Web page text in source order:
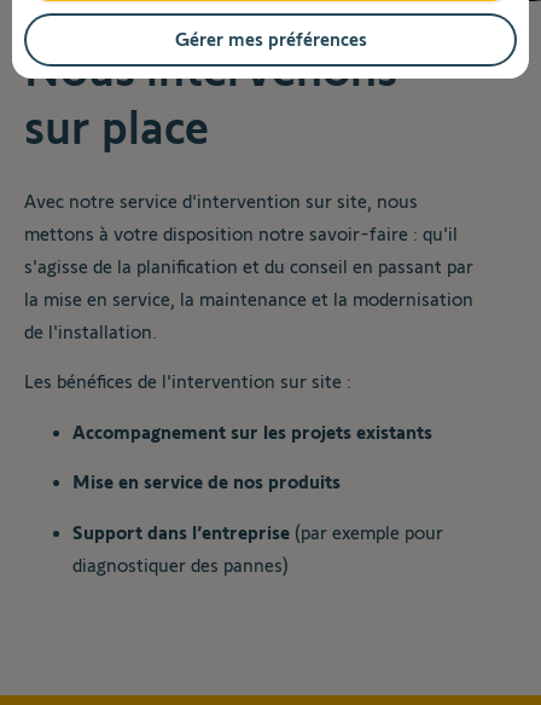
Nous intervenons
sur place
Avec notre service d'intervention sur site, nous
mettons à votre disposition notre savoir-faire : qu'il
s'agisse de la planification et du conseil en passant par
la mise en service, la maintenance et la modernisation
de l'installation.
Les bénéfices de l'intervention sur site :
Accompagnement sur les projets existants
Mise en service de nos produits
Support dans l’entreprise (par exemple pour
diagnostiquer des pannes)
Gérer mes préférences